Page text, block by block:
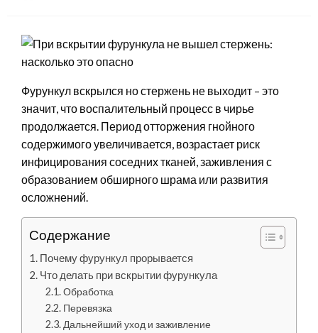
Фурункул вскрылся но стержень не выходит – это
значит, что воспалительный процесс в чирье
продолжается. Период отторжения гнойного
содержимого увеличивается, возрастает риск
инфицирования соседних тканей, заживления с
образованием обширного шрама или развития
осложнений.
Содержание
Почему фурункул прорывается
Что делать при вскрытии фурункула
Обработка
Перевязка
Дальнейший уход и заживление